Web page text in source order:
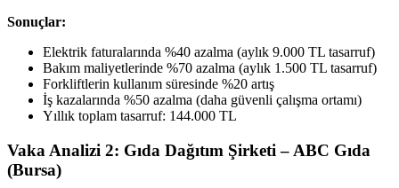
Sonuçlar:
Elektrik faturalarında %40 azalma (aylık 9.000 TL tasarruf)
Bakım maliyetlerinde %70 azalma (aylık 1.500 TL tasarruf)
Forkliftlerin kullanım süresinde %20 artış
İş kazalarında %50 azalma (daha güvenli çalışma ortamı)
Yıllık toplam tasarruf: 144.000 TL
Vaka Analizi 2: Gıda Dağıtım Şirketi – ABC Gıda
(Bursa)